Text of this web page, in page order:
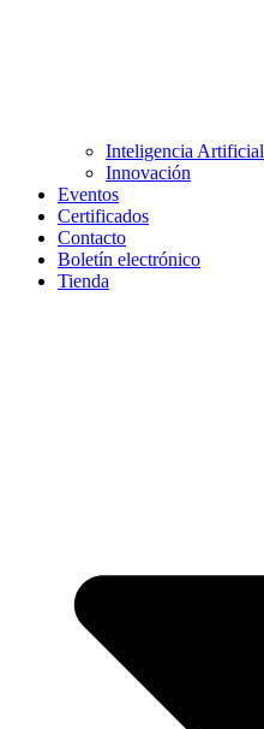
Inteligencia Artificial
Innovación
Eventos
Certificados
Contacto
Boletín electrónico
Tienda